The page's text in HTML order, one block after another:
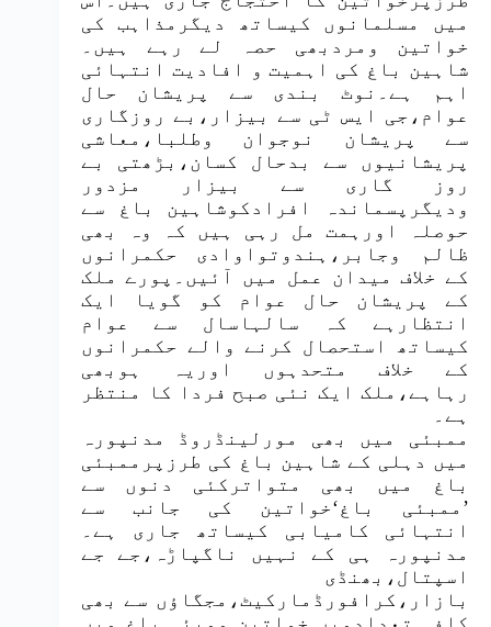
میں مسلمانوں کیساتھ دیگرمذاہب کی
خواتین ومردبھی حصہ لے رہے ہیں۔
شاہین باغ کی اہمیت و افادیت انتہائی
اہم ہے۔نوٹ بندی سے پریشان حال
عوام،جی ایس ٹی سے بیزار،بے روزگاری
سے پریشان نوجوان وطلبا،معاشی
پریشانیوں سے بدحال کسان،بڑھتی بے
روز گاری سے بیزار مزدور
ودیگرپسماندہ افرادکوشاہین باغ سے
حوصلہ اورہمت مل رہی ہیں کہ وہ بھی
ظالم وجابر،ہندوتواوادی حکمرانوں
کے خلاف میدان عمل میں آئیں۔پورے ملک
کے پریشان حال عوام کو گویا ایک
انتظارہے کہ سالہاسال سے عوام
کیساتھ استحصال کرنے والے حکمرانوں
کے خلاف متحدہوں اوریہ ہوبھی
رہاہے،ملک ایک نئی صبح فردا کا منتظر
ہے۔
ممبئی میں بھی مورلینڈروڈ مدنپورہ
میں دہلی کے شاہین باغ کی طرزپرممبئی
باغ میں بھی متواترکئی دنوں سے
’ممبئی باغ‘خواتین کی جانب سے
انتہائی کامیابی کیساتھ جاری ہے۔
مدنپورہ ہی کے نہیں ناگپاڑہ،جے جے
اسپتال،بھنڈی
بازار،کرافورڈمارکیٹ،مجگاؤں سے بھی